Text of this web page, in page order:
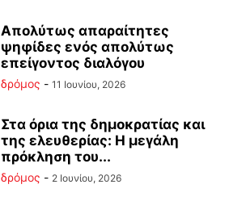
Απολύτως απαραίτητες
ψηφίδες ενός απολύτως
επείγοντος διαλόγου
δρόμος - 11 Ιουνίου, 2026
Στα όρια της δημοκρατίας και
της ελευθερίας: Η μεγάλη
πρόκληση του...
δρόμος - 2 Ιουνίου, 2026